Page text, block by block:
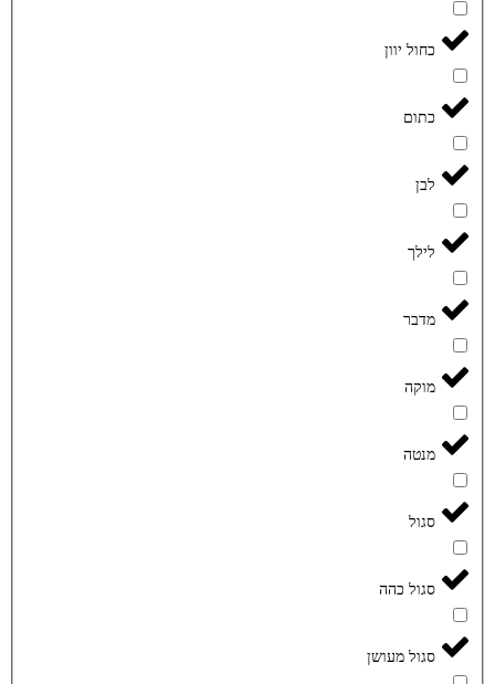
כחול יוון
כתום
לבן
לילך
מדבר
מוקה
מנטה
סגול
סגול כהה
סגול מעושן